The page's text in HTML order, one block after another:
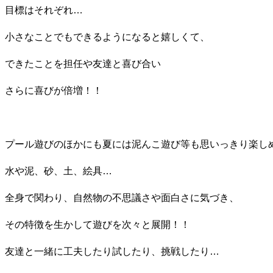
目標はそれぞれ…
小さなことでもできるようになると嬉しくて、
できたことを担任や友達と喜び合い
さらに喜びが倍増！！
プール遊びのほかにも夏には泥んこ遊び等も思いっきり楽し
水や泥、砂、土、絵具…
全身で関わり、自然物の不思議さや面白さに気づき、
その特徴を生かして遊びを次々と展開！！
友達と一緒に工夫したり試したり、挑戦したり…